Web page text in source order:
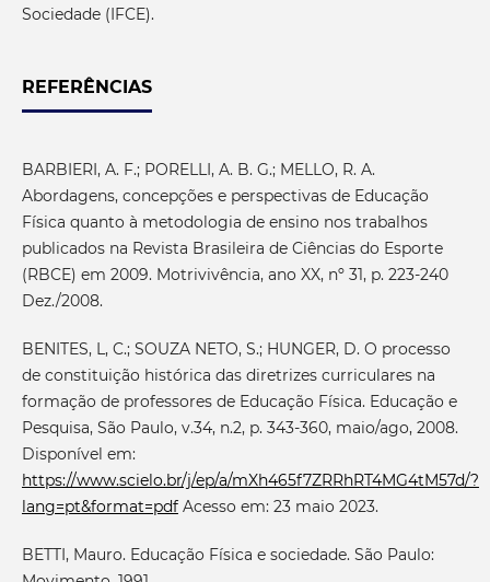
Sociedade (IFCE).
REFERÊNCIAS
BARBIERI, A. F.; PORELLI, A. B. G.; MELLO, R. A.
Abordagens, concepções e perspectivas de Educação
Física quanto à metodologia de ensino nos trabalhos
publicados na Revista Brasileira de Ciências do Esporte
(RBCE) em 2009. Motrivivência, ano XX, nº 31, p. 223-240
Dez./2008.
BENITES, L, C.; SOUZA NETO, S.; HUNGER, D. O processo
de constituição histórica das diretrizes curriculares na
formação de professores de Educação Física. Educação e
Pesquisa, São Paulo, v.34, n.2, p. 343-360, maio/ago, 2008.
Disponível em:
https://www.scielo.br/j/ep/a/mXh465f7ZRRhRT4MG4tM57d/?
lang=pt&format=pdfAcesso em: 23 maio 2023.
BETTI, Mauro. Educação Física e sociedade. São Paulo: